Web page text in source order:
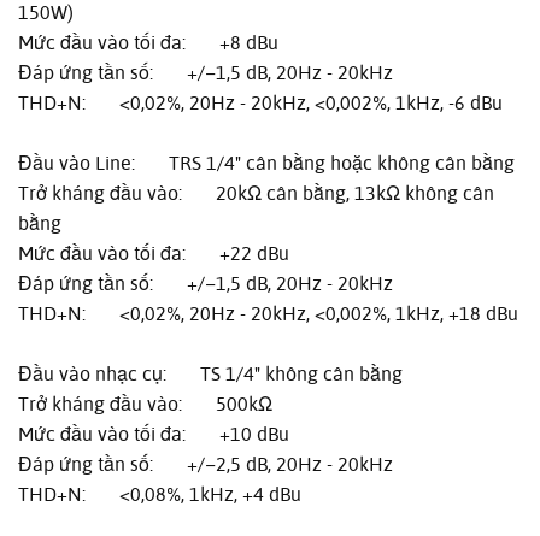
150W)
Mức đầu vào tối đa: +8 dBu
Đáp ứng tần số: +/−1,5 dB, 20Hz - 20kHz
THD+N: <0,02%, 20Hz - 20kHz, <0,002%, 1kHz, -6 dBu
Đầu vào Line: TRS 1/4" cân bằng hoặc không cân bằng
Trở kháng đầu vào: 20kΩ cân bằng, 13kΩ không cân
bằng
Mức đầu vào tối đa: +22 dBu
Đáp ứng tần số: +/−1,5 dB, 20Hz - 20kHz
THD+N: <0,02%, 20Hz - 20kHz, <0,002%, 1kHz, +18 dBu
Đầu vào nhạc cụ: TS 1/4" không cân bằng
Trở kháng đầu vào: 500kΩ
Mức đầu vào tối đa: +10 dBu
Đáp ứng tần số: +/−2,5 dB, 20Hz - 20kHz
THD+N: <0,08%, 1kHz, +4 dBu